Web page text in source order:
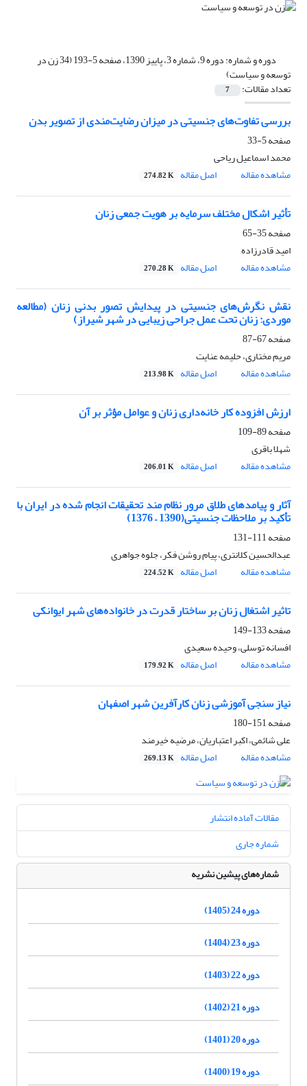
دوره و شماره: دوره 9، شماره 3، پاییز 1390، صفحه 5-193 (34 زن در
توسعه و سیاست)
تعداد مقالات: 7
بررسی تفاوت‌های جنسیتی در میزان رضایت‌مندی از تصویر بدن
صفحه5-33
محمد اسماعیل ریاحی
مشاهده مقاله
اصل مقاله 274.82 K
تأثیر اشکال مختلف سرمایه بر هویت جمعی زنان
صفحه35-65
امید قادرزاده
مشاهده مقاله
اصل مقاله 270.28 K
نقش نگرش‌های جنسیتی در پیدایش تصور بدنی زنان (مطالعه
موردی: زنان تحت عمل جراحی زیبایی در شهر شیراز)
صفحه67-87
مریم مختاری، حلیمه عنایت
مشاهده مقاله
اصل مقاله 213.98 K
ارزش افزوده کار خانه‌داری زنان و عوامل مؤثر بر آن
صفحه89-109
شهلا باقری
مشاهده مقاله
اصل مقاله 206.01 K
آثار و پیامدهای طلاق مرور نظام مند تحقیقات انجام شده در ایران با
تأکید بر ملاحظات جنسیتی(1390 – 1376)
صفحه111-131
عبدالحسین کلانتری، پیام روشن فکر، جلوه جواهری
مشاهده مقاله
اصل مقاله 224.52 K
تاثیر اشتغال زنان بر ساختار قدرت در خانواده‌های شهر ایوانکی
صفحه133-149
افسانه توسلی، وحیده سعیدی
مشاهده مقاله
اصل مقاله 179.92 K
نیاز سنجی آموزشی زنان کارآفرین شهر اصفهان
صفحه151-180
علی شائمی، اکبر اعتباریان، مرضیه خیرمند
مشاهده مقاله
اصل مقاله 269.13 K
مقالات آماده انتشار
شماره جاری
شماره‌های پیشین نشریه
دوره 24 (1405)
دوره 23 (1404)
دوره 22 (1403)
دوره 21 (1402)
دوره 20 (1401)
دوره 19 (1400)